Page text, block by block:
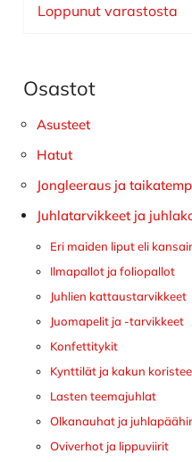
Loppunut varastosta
Ensisijainen
sivupalkki
Osastot
Asusteet
Hatut
Jongleeraus ja
Juhlatarvikkeet ja
Eri maiden liput eli
Ilmapallot ja foliopallot
Juhlien kattaustarvikkeet
Juomapelit ja -tarvikkeet
Konfettitykit
Kynttilät ja kakun
Lasten teemajuhlat
Olkanauhat ja
Oviverhot ja lippuviirit